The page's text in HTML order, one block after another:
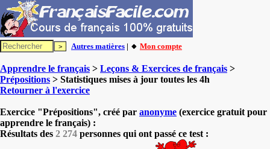
Autres matières | 🔸 Mon compte
Apprendre le français > Leçons & Exercices de français >
Prépositions > Statistiques mises à jour toutes les 4h
Retourner à l'exercice
Exercice "Prépositions", créé par anonyme (exercice gratuit pour
apprendre le français) :
Résultats des 2 274 personnes qui ont passé ce test :